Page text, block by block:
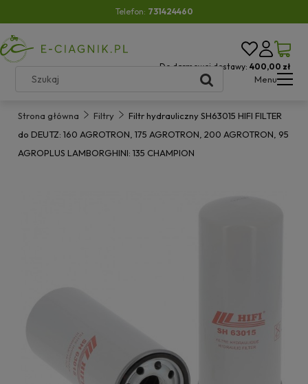
Telefon: 731424460
Do darmowej dostawy: 400,00 zł
Menu
Strona główna Filtry
Filtr hydrauliczny SH63015 HIFI FILTER
do DEUTZ: 160 AGROTRON, 175 AGROTRON, 200 AGROTRON, 95
AGROPLUS LAMBORGHINI: 135 CHAMPION